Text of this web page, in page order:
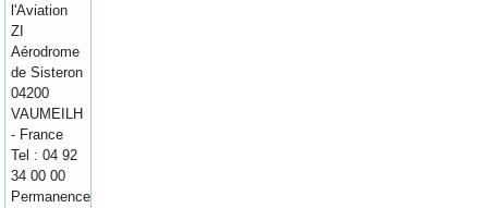
l'Aviation
ZI
Aérodrome
de Sisteron
04200
VAUMEILH
- France
Tel : 04 92
34 00 00
Permanence